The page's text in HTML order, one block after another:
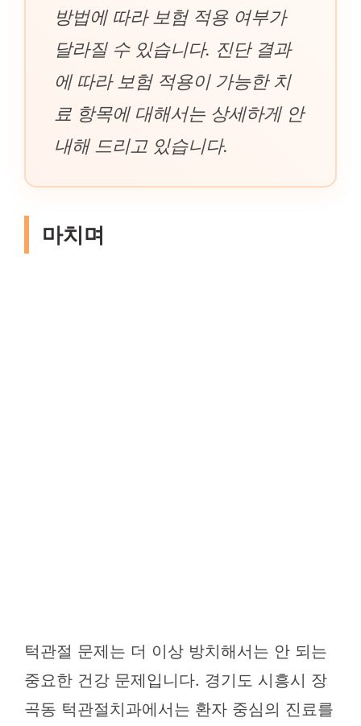
방법에 따라 보험 적용 여부가
달라질 수 있습니다. 진단 결과
에 따라 보험 적용이 가능한 치
료 항목에 대해서는 상세하게 안
내해 드리고 있습니다.
마치며
턱관절 문제는 더 이상 방치해서는 안 되는
중요한 건강 문제입니다. 경기도 시흥시 장
곡동 턱관절치과에서는 환자 중심의 진료를